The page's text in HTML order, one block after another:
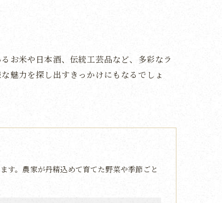
お米や日本酒、伝統工芸品など、多彩なラ
魅力を探し出すきっかけにもなるでしょ
す。農家が丹精込めて育てた野菜や季節ごと